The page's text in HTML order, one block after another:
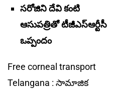
స‌రోజిని దేవి కంటి
ఆసుప‌త్రితో టీజీఎస్ఆర్టీసీ
ఒప్పందం
Free corneal transport
Telangana : సామాజిక